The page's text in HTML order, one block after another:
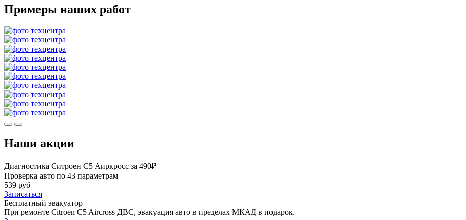
Примеры наших работ
Наши акции
Диагностика Ситроен С5 Аиркросс за 490₽
Проверка авто по 43 параметрам
539 руб
Записаться
Бесплатный эвакуатор
При ремонте Citroen C5 Aircross ДВС, эвакуация авто в пределах МКАД в подарок.